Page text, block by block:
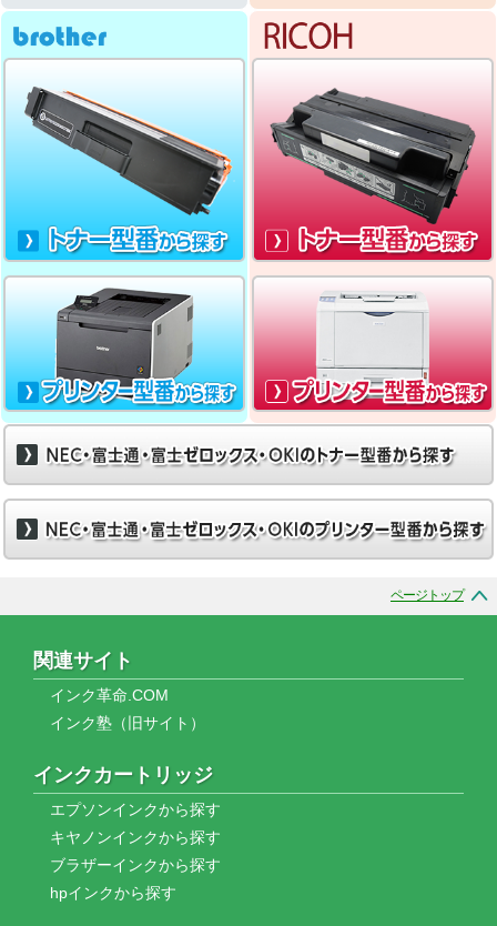
ページトップ
関連サイト
インク革命.COM
インク塾（旧サイト）
インクカートリッジ
エプソンインクから探す
キヤノンインクから探す
ブラザーインクから探す
hpインクから探す